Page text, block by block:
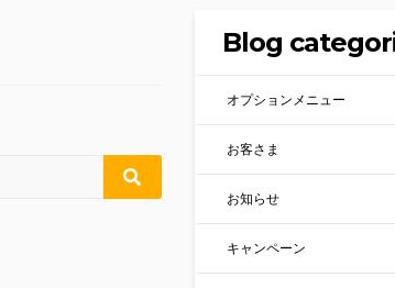
Blog
オプションメニュー
お客さま
お知らせ
キャンペーン